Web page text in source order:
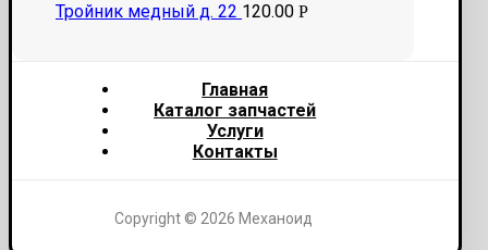
Тройник медный д. 22 120.00 Р
Главная
Каталог запчастей
Услуги
Контакты
Copyright © 2026 Механоид